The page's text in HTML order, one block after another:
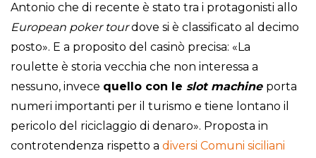
Antonio che di recente è stato tra i protagonisti allo
European poker tourdove si è classificato al decimo
posto». E a proposito del casinò precisa: «La
roulette è storia vecchia che non interessa a
nessuno, invece quello con le slot machine porta
numeri importanti per il turismo e tiene lontano il
pericolo del riciclaggio di denaro». Proposta in
controtendenza rispetto a diversi Comuni siciliani